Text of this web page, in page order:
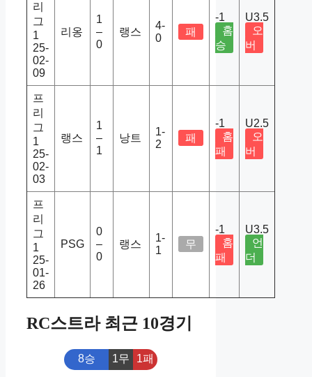
리
그
1
25-
02-
09
리옹
1
–
0
랭스
4-
0
패
-1
홈
승
U3.5
오
버
프
리
그
1
25-
02-
03
랭스
1
–
1
낭트
1-
2
패
-1
홈
패
U2.5
오
버
프
리
그
1
25-
01-
26
PSG
0
–
0
랭스
1-
1
무
-1
홈
패
U3.5
언
더
RC스트라 최근 10경기
8승 1무 1패